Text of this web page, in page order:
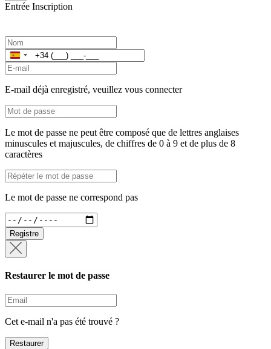
Entrée Inscription
Espagne
+34
E-mail déjà enregistré, veuillez vous connecter
Le mot de passe ne peut être composé que de lettres anglaises
minuscules et majuscules, de chiffres de 0 à 9 et de plus de 8
caractères
Le mot de passe ne correspond pas
Registre
Restaurer le mot de passe
Cet e-mail n'a pas été trouvé ?
Restaurer